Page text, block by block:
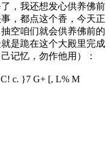
，我还想发心供养佛前
，都点这个香，今天正
空咱们就会供养佛前的
是跪在这个大殿里完成
记忆，勿作他用）：
c. }7 G+ [, L% M